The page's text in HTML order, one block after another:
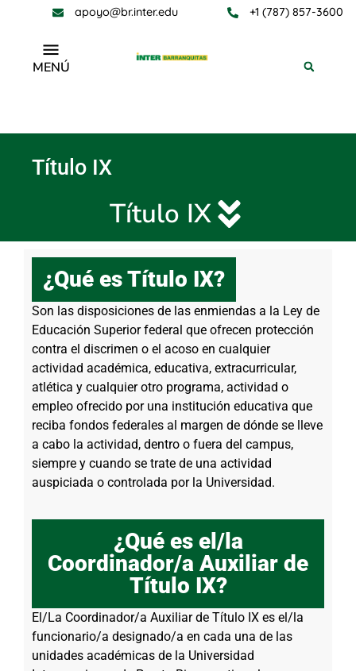
apoyo@br.inter.edu +1 (787) 857-3600
MENÚ
Título IX
Título IX
¿Qué es Título IX?
Son las disposiciones de las enmiendas a la Ley de
Educación Superior federal que ofrecen protección
contra el discrimen o el acoso en cualquier
actividad académica, educativa, extracurricular,
atlética y cualquier otro programa, actividad o
empleo ofrecido por una institución educativa que
reciba fondos federales al margen de dónde se lleve
a cabo la actividad, dentro o fuera del campus,
siempre y cuando se trate de una actividad
auspiciada o controlada por la Universidad.
¿Qué es el/la
Coordinador/a Auxiliar de
Título IX?
El/La Coordinador/a Auxiliar de Título IX es el/la
funcionario/a designado/a en cada una de las
unidades académicas de la Universidad